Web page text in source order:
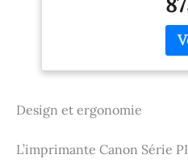
Design et ergonomie
L’imprimante Canon Série